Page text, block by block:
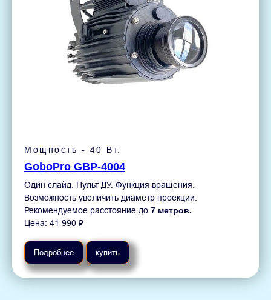
Мощность - 40 Вт.
GoboPro GBP-4004
Один слайд. Пульт ДУ. Функция вращения.
Возможность увеличить диаметр проекции.
Рекомендуемое расстояние до 7 метров.
Цена: 41 990 ₽
Подробнее купить